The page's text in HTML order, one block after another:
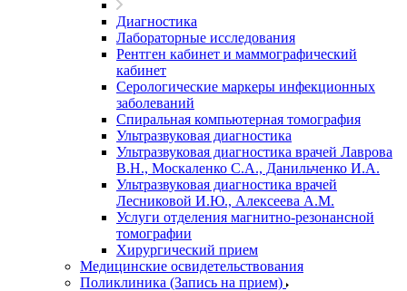
Диагностика
Лабораторные исследования
Рентген кабинет и маммографический
кабинет
Серологические маркеры инфекционных
заболеваний
Спиральная компьютерная томография
Ультразвуковая диагностика
Ультразвуковая диагностика врачей Лаврова
В.Н., Москаленко С.А., Данильченко И.А.
Ультразвуковая диагностика врачей
Лесниковой И.Ю., Алексеева А.М.
Услуги отделения магнитно-резонансной
томографии
Хирургический прием
Медицинские освидетельствования
Поликлиника (Запись на прием)